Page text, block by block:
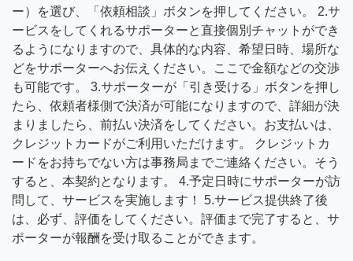
ー）を選び、「依頼相談」ボタンを押してください。 2.サ
ービスをしてくれるサポーターと直接個別チャットができ
るようになりますので、具体的な内容、希望日時、場所な
どをサポーターへお伝えください。ここで金額などの交渉
も可能です。 3.サポーターが「引き受ける」ボタンを押し
たら、依頼者様側で決済が可能になりますので、詳細が決
まりましたら、前払い決済をしてください。お支払いは、
クレジットカードがご利用いただけます。 クレジットカ
ードをお持ちでない方は事務局までご連絡ください。そう
すると、本契約となります。 4.予定日時にサポーターが訪
問して、サービスを実施します！ 5.サービス提供終了後
は、必ず、評価をしてください。評価まで完了すると、サ
ポーターが報酬を受け取ることができます。